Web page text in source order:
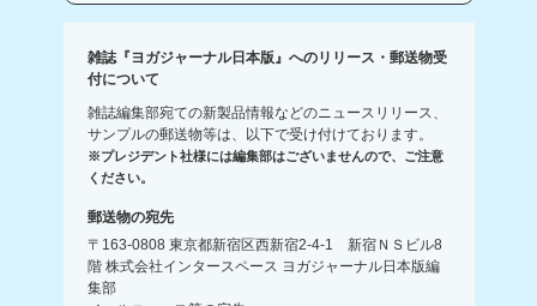
雑誌『ヨガジャーナル日本版』へのリリース・郵送物受
付について
雑誌編集部宛ての新製品情報などのニュースリリース、
サンプルの郵送物等は、以下で受け付けております。
※プレジデント社様には編集部はございませんので、ご注意
ください。
郵送物の宛先
〒163-0808 東京都新宿区西新宿2-4-1 新宿ＮＳビル8
階 株式会社インタースペース ヨガジャーナル日本版編
集部